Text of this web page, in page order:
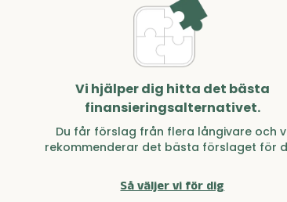
Vi hjälper dig hitta det bästa
finansieringsalternativet.
Du får förslag från flera långivare och
rekommenderar det bästa förslaget för
Så väljer vi för dig